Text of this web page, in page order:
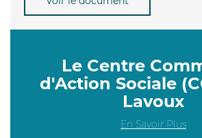
Le Centre
d'Action Sociale
Lavoux
En Savoir Plus